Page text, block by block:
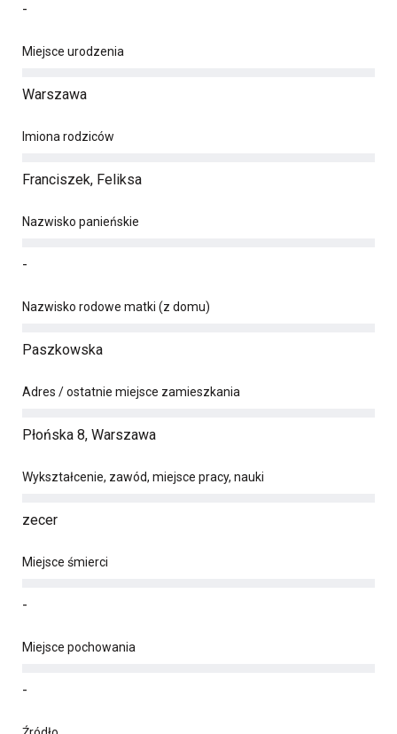
-
Miejsce urodzenia
Warszawa
Imiona rodziców
Franciszek, Feliksa
Nazwisko panieńskie
-
Nazwisko rodowe matki (z domu)
Paszkowska
Adres / ostatnie miejsce zamieszkania
Płońska 8, Warszawa
Wykształcenie, zawód, miejsce pracy, nauki
zecer
Miejsce śmierci
-
Miejsce pochowania
-